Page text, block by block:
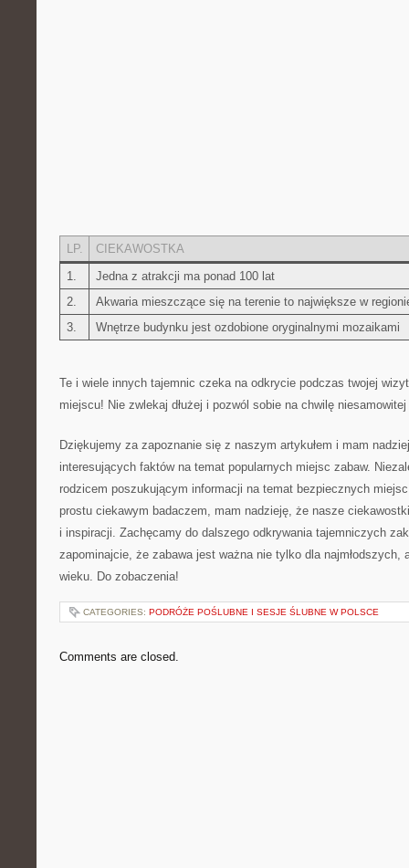
LP.
CIEKAWOSTKA
1.
Jedna z atrakcji ma ponad 100 lat
2.
Akwaria mieszczące ⁣się na terenie‌ to największe w
3.
Wnętrze budynku jest ozdobione oryginalnymi mozaikami
Te i‌ wiele innych tajemnic czeka na odkrycie podczas twojej
miejscu! ​Nie zwlekaj dłużej i pozwól sobie na chwilę
Dziękujemy za zapoznanie się z naszym ​artykułem i mam
interesujących faktów na temat popularnych miejsc zabaw.
rodzicem⁢ poszukującym informacji na temat bezpiecznych
prostu ciekawym badaczem, mam nadzieję, ‍że nasze
i inspiracji. ‌Zachęcamy do dalszego odkrywania tajemniczych
zapominajcie, że ​zabawa ‍jest ważna nie tylko ⁤dla najmłodszych,
wieku. Do zobaczenia!
CATEGORIES: PODRÓŻE POŚLUBNE I SESJE ŚLUBNE W POLSCE
Comments are closed.